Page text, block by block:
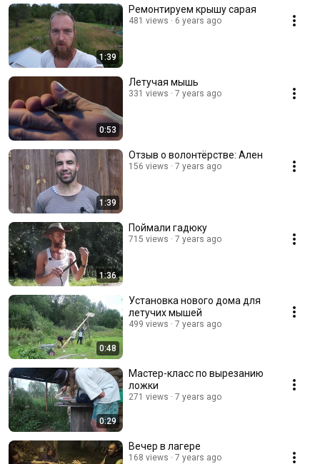
1:39
Ремонтируем крышу сарая
481 views 6 years ago
0:53
Летучая мышь
331 views 7 years ago
1:39
Отзыв о волонтёрстве: Ален
156 views 7 years ago
1:36
Поймали гадюку
715 views 7 years ago
0:48
Установка нового дома для
летучих мышей
499 views 7 years ago
0:29
Мастер-класс по вырезанию
ложки
271 views 7 years ago
Вечер в лагере
168 views 7 years ago